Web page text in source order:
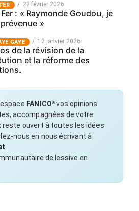
22 février 2026
: « Raymonde Goudou, je
prévenue »
GAYE 12 janvier 2026
de la révision de la
et la réforme des
FANICO*vos opinions
accompagnées de votre
reste ouvert à toutes les idées
nous en nous écrivant à
de lessive en